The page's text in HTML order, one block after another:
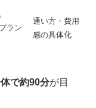
ラン
通い方・費用
感の具体化
で約90分が目